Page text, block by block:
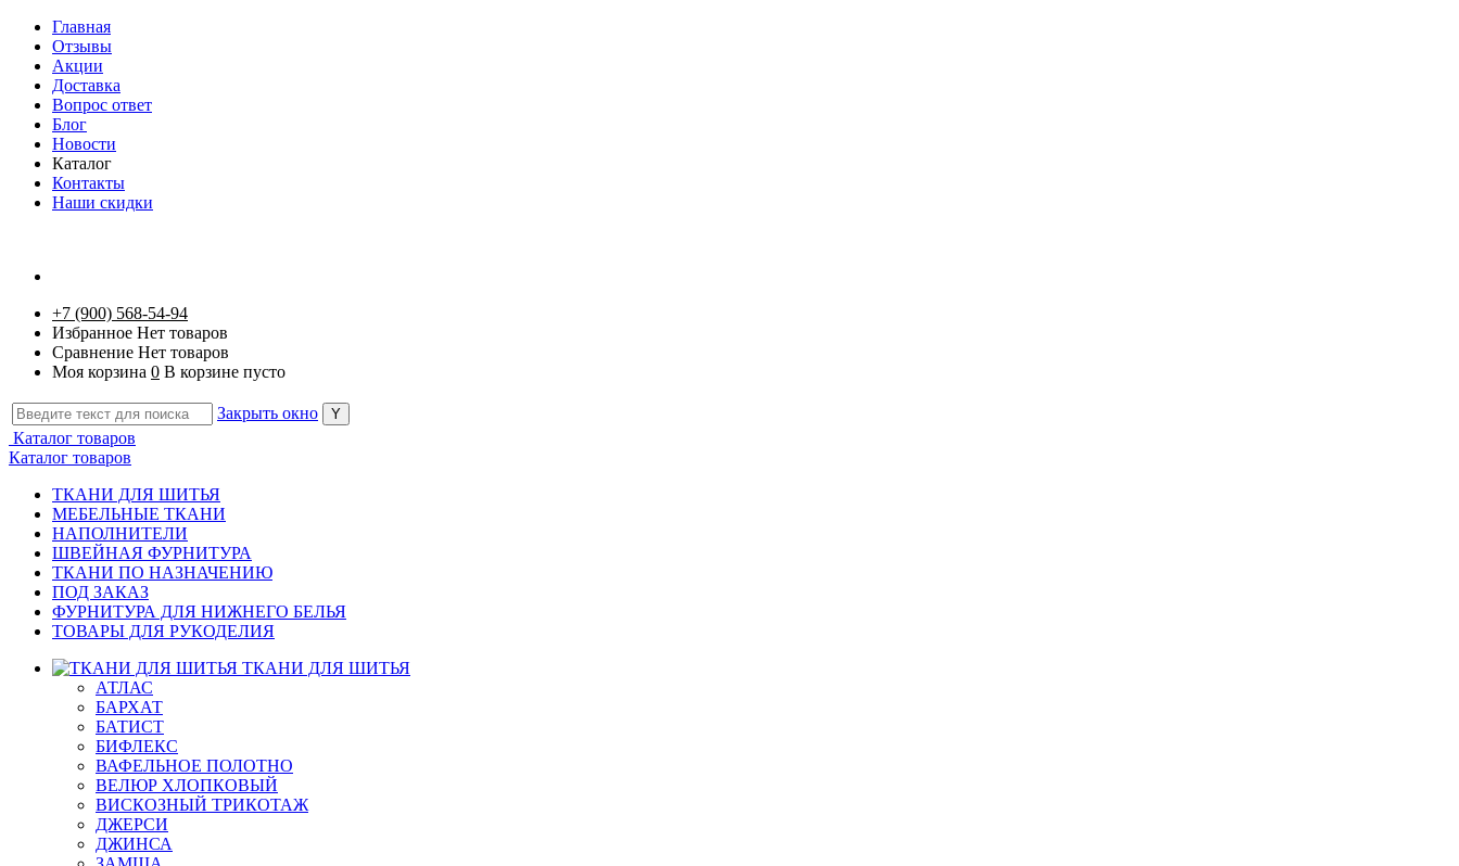
Главная
Отзывы
Акции
Доставка
Вопрос ответ
Блог
Новости
Каталог
Контакты
Наши скидки
+7 (900) 568-54-94
Избранное Нет товаров
Сравнение Нет товаров
Моя корзина 0 В корзине пусто
Закрыть окно
Каталог товаров
Каталог товаров
ТКАНИ ДЛЯ ШИТЬЯ
МЕБЕЛЬНЫЕ ТКАНИ
НАПОЛНИТЕЛИ
ШВЕЙНАЯ ФУРНИТУРА
ТКАНИ ПО НАЗНАЧЕНИЮ
ПОД ЗАКАЗ
ФУРНИТУРА ДЛЯ НИЖНЕГО БЕЛЬЯ
ТОВАРЫ ДЛЯ РУКОДЕЛИЯ
ТКАНИ ДЛЯ ШИТЬЯ
АТЛАС
БАРХАТ
БАТИСТ
БИФЛЕКС
ВАФЕЛЬНОЕ ПОЛОТНО
ВЕЛЮР ХЛОПКОВЫЙ
ВИСКОЗНЫЙ ТРИКОТАЖ
ДЖЕРСИ
ДЖИНСА